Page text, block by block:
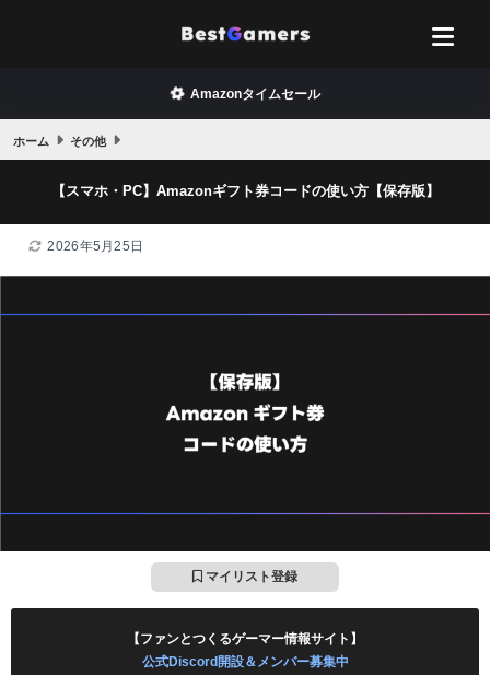
Amazonタイムセール
ホーム その他
【スマホ・PC】Amazonギフト券コードの使い方【保存版】
2026年5月25日
マイリスト登録
【ファンとつくるゲーマー情報サイト】
公式Discord開設＆メンバー募集中